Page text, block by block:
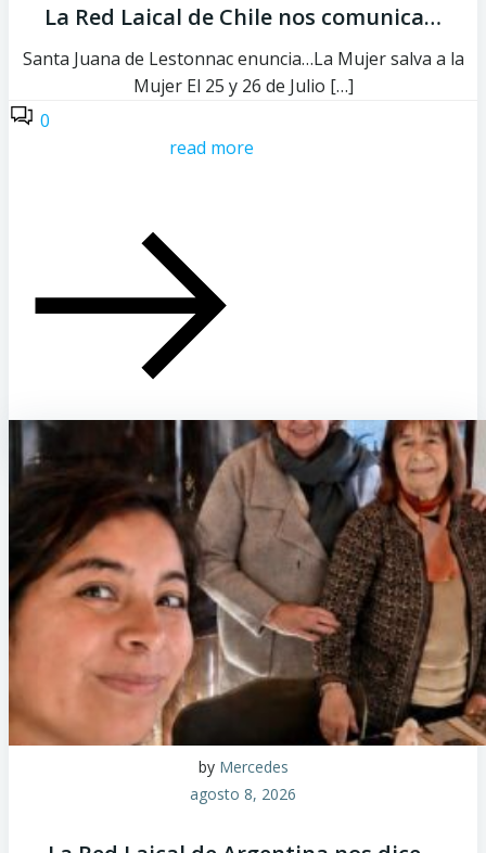
La Red Laical de Chile nos comunica…
Santa Juana de Lestonnac enuncia…La Mujer salva a la
Mujer El 25 y 26 de Julio […]
0
read more
by Mercedes
agosto 8, 2026